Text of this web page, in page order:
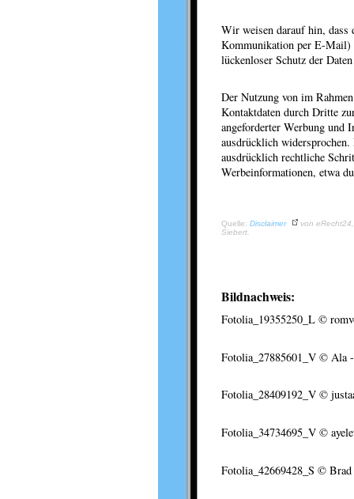
Wir weisen darauf hin, dass
Kommunikation per E-Mail)
lückenloser Schutz der
Der Nutzung von im
Kontaktdaten durch Dritte
angeforderter Werbung und
ausdrücklich
ausdrücklich rechtliche
Werbeinformationen, etwa
Quelle: Disclaimer
von
Siebert.
Bildnachweis:
Fotolia_19355250_L ©
Fotolia_27885601_V © Ala
Fotolia_28409192_V ©
Fotolia_34734695_V ©
Fotolia_42669428_S © Brad